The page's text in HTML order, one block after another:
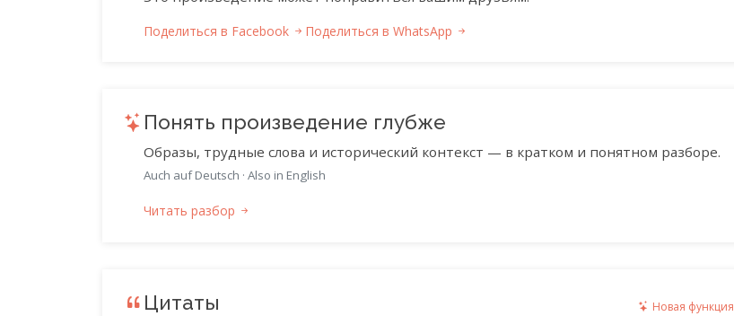
Поделиться в Facebook Поделиться в WhatsApp
Понять произведение глубже
Образы, трудные слова и исторический контекст — в кратком и понятном разборе.
Auch auf Deutsch · Also in English
Читать разбор
Цитаты Новая функция